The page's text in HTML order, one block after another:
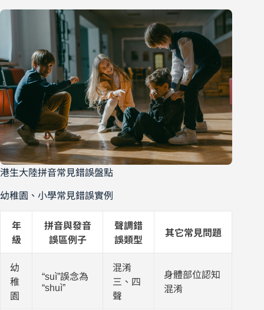
港生大陸拼音常見錯誤盤點
幼稚園、小學常見錯誤實例
年
級
拼音與發音
誤區例子
聲調錯
誤類型
其它常見問題
幼
稚
園
“suì”誤念為
“shuì”
混淆
三、四
聲
身體部位認知
混淆